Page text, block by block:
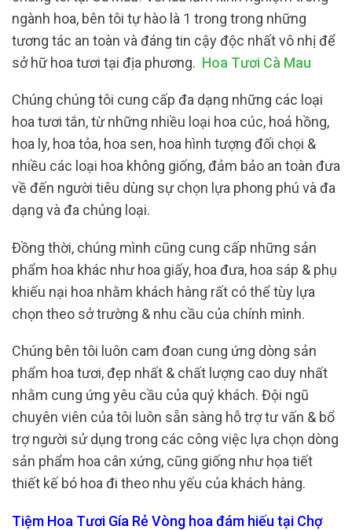
ngành hoa, bên tôi tự hào là 1 trong trong những
tương tác an toàn và đáng tin cậy độc nhất vô nhị để
sở hữ hoa tươi tại địa phương. Hoa Tươi Cà Mau
Chúng chúng tôi cung cấp đa dạng những các loại
hoa tươi tắn, từ những nhiều loại hoa cúc, hoả hồng,
hoa ly, hoa tỏa, hoa sen, hoa hình tượng đối chọi &
nhiều các loại hoa không giống, đảm bảo an toàn đưa
về đến người tiêu dùng sự chọn lựa phong phú và đa
dạng và đa chủng loại.
Đồng thời, chúng mình cũng cung cấp những sản
phẩm hoa khác như hoa giấy, hoa đưa, hoa sáp & phụ
khiếu nại hoa nhằm khách hàng rất có thể tùy lựa
chọn theo sở trường & nhu cầu của chính mình.
Chúng bên tôi luôn cam đoan cung ứng dòng sản
phẩm hoa tươi, đẹp nhất & chất lượng cao duy nhất
nhằm cung ứng yêu cầu của quý khách. Đội ngũ
chuyên viên của tôi luôn sẵn sàng hỗ trợ tư vấn & bổ
trợ người sử dụng trong các công việc lựa chọn dòng
sản phẩm hoa cân xứng, cũng giống như họa tiết
thiết kế bó hoa đi theo nhu yếu của khách hàng.
Tiệm Hoa Tươi Gía Rẻ Vòng hoa đám hiếu tại Chợ